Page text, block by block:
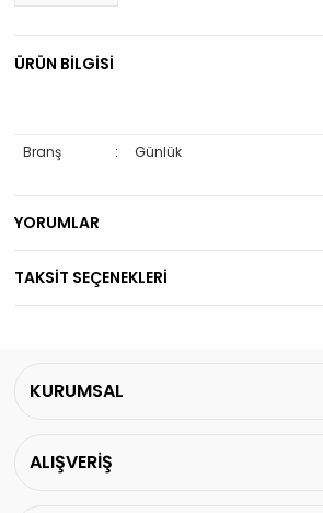
ÜRÜN BİLGİSİ
Branş : Günlük
YORUMLAR
TAKSİT SEÇENEKLERİ
KURUMSAL
ALIŞVERİŞ